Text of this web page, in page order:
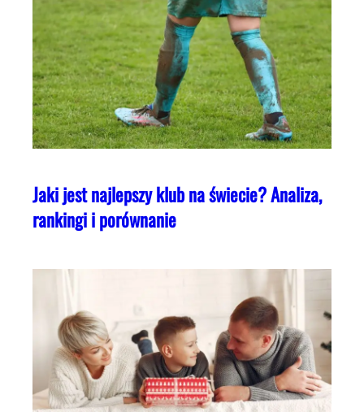
Jaki jest najlepszy klub na świecie? Analiza,
rankingi i porównanie